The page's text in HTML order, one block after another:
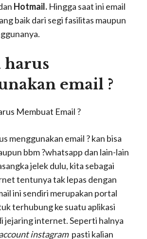
Hotmail. Hingga saat ini email
baik dari segi fasilitas maupun
harus
email ?
menggunakan email ? kan bisa
bbm ?whatsapp dan lain-lain
jelek dulu, kita sebagai
tentunya tak lepas dengan
ini sendiri merupakan portal
terhubung ke suatu aplikasi
jejaring internet. Seperti halnya
instagram pasti kalian